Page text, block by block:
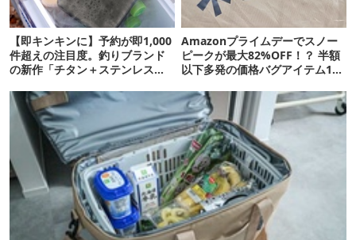
【即キンキンに】予約が即1,000
件超えの注目度。釣りブランド
の新作「チタン＋ステンレスの
Amazonプライムデーでスノー
ピークが最大82%OFF！？ 半額
以下多発の価格バグアイテム11